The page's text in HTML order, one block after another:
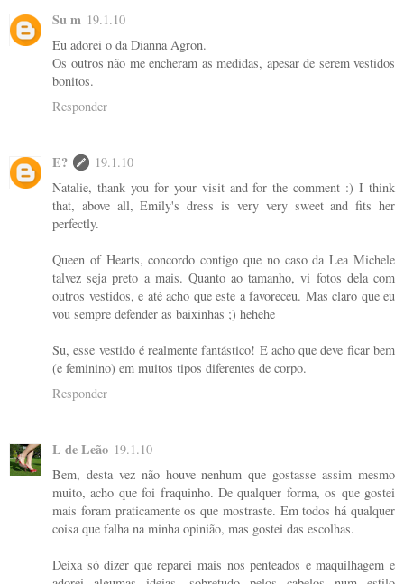
Su m 19.1.10
Eu adorei o da Dianna Agron.
Os outros não me encheram as medidas, apesar de serem vestidos
bonitos.
Responder
E?
19.1.10
Natalie, thank you for your visit and for the comment :) I think
that, above all, Emily's dress is very very sweet and fits her
perfectly.
Queen of Hearts, concordo contigo que no caso da Lea Michele
talvez seja preto a mais. Quanto ao tamanho, vi fotos dela com
outros vestidos, e até acho que este a favoreceu. Mas claro que eu
vou sempre defender as baixinhas ;) hehehe
Su, esse vestido é realmente fantástico! E acho que deve ficar bem
(e feminino) em muitos tipos diferentes de corpo.
Responder
L de Leão 19.1.10
Bem, desta vez não houve nenhum que gostasse assim mesmo
muito, acho que foi fraquinho. De qualquer forma, os que gostei
mais foram praticamente os que mostraste. Em todos há qualquer
coisa que falha na minha opinião, mas gostei das escolhas.
Deixa só dizer que reparei mais nos penteados e maquilhagem e